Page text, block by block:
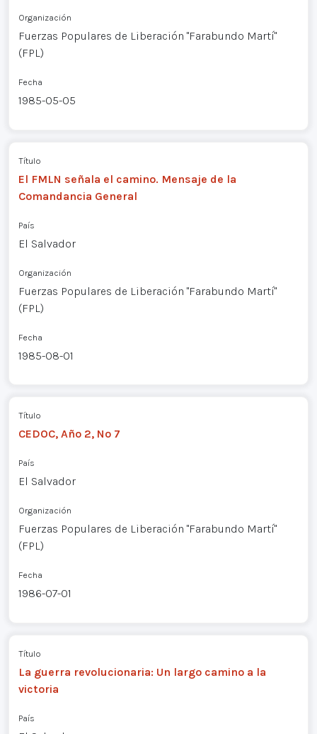
Organización
Fuerzas Populares de Liberación "Farabundo Martí"
(FPL)
Fecha
1985-05-05
Título
El FMLN señala el camino. Mensaje de la
Comandancia General
País
El Salvador
Organización
Fuerzas Populares de Liberación "Farabundo Martí"
(FPL)
Fecha
1985-08-01
Título
CEDOC, Año 2, Nº 7
País
El Salvador
Organización
Fuerzas Populares de Liberación "Farabundo Martí"
(FPL)
Fecha
1986-07-01
Título
La guerra revolucionaria: Un largo camino a la
victoria
País